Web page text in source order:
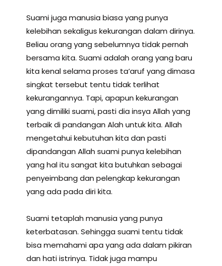
Suami juga manusia biasa yang punya
kelebihan sekaligus kekurangan dalam dirinya.
Beliau orang yang sebelumnya tidak pernah
bersama kita. Suami adalah orang yang baru
kita kenal selama proses ta’aruf yang dimasa
singkat tersebut tentu tidak terlihat
kekurangannya. Tapi, apapun kekurangan
yang dimiliki suami, pasti dia insya Allah yang
terbaik di pandangan Alah untuk kita. Allah
mengetahui kebutuhan kita dan pasti
dipandangan Allah suami punya kelebihan
yang hal itu sangat kita butuhkan sebagai
penyeimbang dan pelengkap kekurangan
yang ada pada diri kita.
Suami tetaplah manusia yang punya
keterbatasan. Sehingga suami tentu tidak
bisa memahami apa yang ada dalam pikiran
dan hati istrinya. Tidak juga mampu